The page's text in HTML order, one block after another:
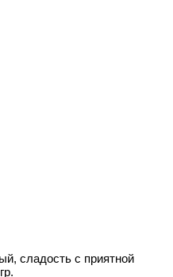
сладость с приятной